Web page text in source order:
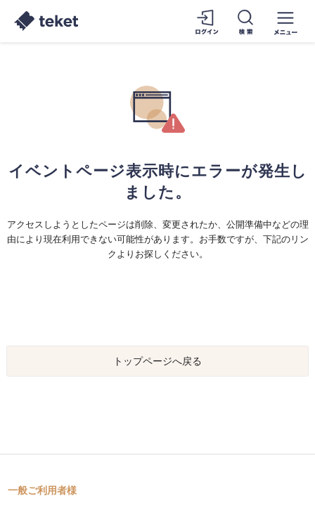
イベントページ表示時にエラーが発生し
ました。
アクセスしようとしたページは削除、変更されたか、公開準備中などの理
由により現在利用できない可能性があります。お手数ですが、下記のリン
クよりお探しください。
トップページへ戻る
一般ご利用者様